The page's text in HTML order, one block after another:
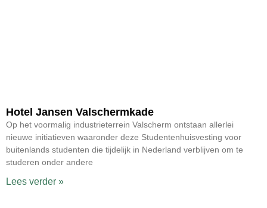
Hotel Jansen Valschermkade
Op het voormalig industrieterrein Valscherm ontstaan allerlei
nieuwe initiatieven waaronder deze Studentenhuisvesting voor
buitenlands studenten die tijdelijk in Nederland verblijven om te
studeren onder andere
Lees verder »